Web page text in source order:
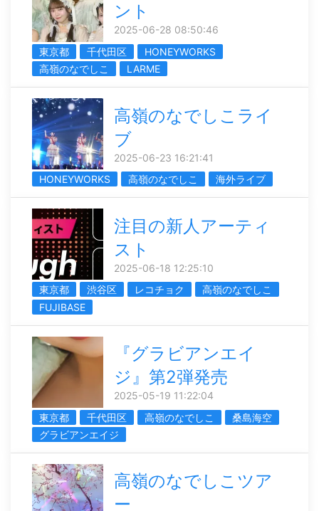
ント
2025-06-28 08:50:46
東京都
千代田区
HONEYWORKS
高嶺のなでしこ
LARME
高嶺のなでしこライ
ブ
2025-06-23 16:21:41
HONEYWORKS
高嶺のなでしこ 海外ライブ
注目の新人アーティ
スト
2025-06-18 12:25:10
東京都
渋谷区 レコチョク
高嶺のなでしこ
FUJIBASE
『グラビアンエイ
ジ』第2弾発売
2025-05-19 11:22:04
東京都
千代田区 高嶺のなでしこ
桑島海空
グラビアンエイジ
高嶺のなでしこツア
ー